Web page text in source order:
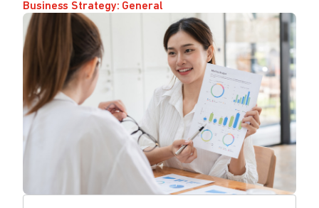
Business Strategy: General